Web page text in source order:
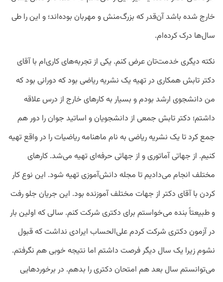
خارج شده باشد آن‌قدر که بزرگ‌منش و مهربان بوده‌اند؛ و این را طی
سال‌ها درک کرده‌ام.
نکته دیگری خدمت‌تان عرض کنم. یکی از تجربه‌های کاری‌ام با آقای
دکتر تابش همکاری در تهیه یک نشریه ریاضی بود که دورانی بود که
من دانشجوی ارشد بودم و بسیار به کار‌های خارج از درس علاقه
داشتم؛ دکتر تابش جمعی از دانشجویان و اساتید جوان را دور هم
جمع کرد تا یک نشریه ریاضی به نام ماهنامه ریاضیات را در واقع تهیه
کنیم. از جهاتی آماتوری و از جهاتی حرفه‌ای تهیه می‌شد. کار‌های
مختلف انجام می‌دادیم تا مجله دانش‌آموزی تهیه شود. این نوع کار
کردن با آقای دکتر از جهات مختلف آموزنده بود. این جریان جلو رفت
و طبیعتاً بنده می‌خواستم برای دکتری شرکت کنم. سالی که اولین بار
در آزمون دکتری شرکت کردم علی‌الحساب ایرادی نداشت که قبول
نشوم زیرا یک سال دیگر فرصت داشتم اما نتیجه خوبی هم نگرفتم.
می‌توانستم سال بعد هم امتحان دکتری را بدهم. در برخورد‌هایی